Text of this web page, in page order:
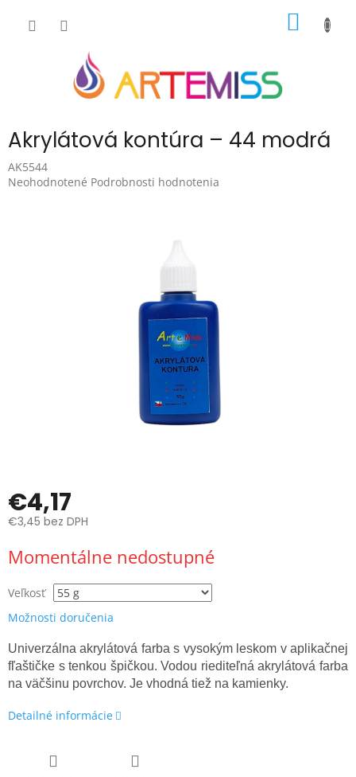
Akrylátová kontúra – 44 modrá
AK5544
Priemerné
Neohodnotené Podrobnosti hodnotenia
€4,17
€3,45 bez DPH
cena:
Momentálne nedostupné
Veľkosť
Možnosti doručenia
Univerzálna akrylátová farba s vysokým leskom v aplikačnej
fľaštičke s tenkou špičkou. Vodou riediteľná akrylátová farba
na väčšinu povrchov. Je vhodná tiež na kamienky.
Detailné informácie